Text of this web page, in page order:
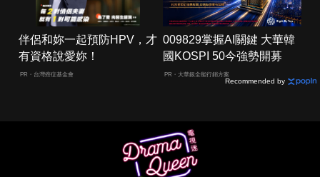
伴侶和妳一起預防HPV，才
有資格說愛妳！
PR・台灣癌症基金會
009829掌握AI關鍵 大華韓
國KOSPI 50今強勢開募
PR・大華銀全能行銷方案
Recommended by